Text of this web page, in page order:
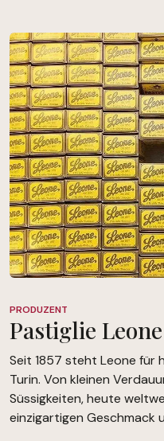
PRODUZENT
Pastiglie Leone
Seit 1857 steht Leone für
Turin. Von kleinen
Süssigkeiten, heute
einzigartigen Geschmack